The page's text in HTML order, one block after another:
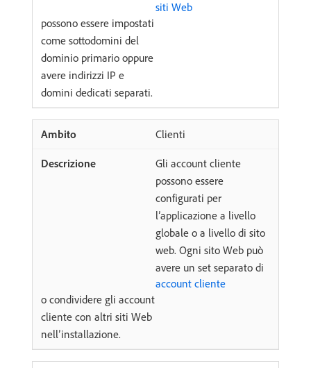
siti Web
possono essere impostati
come sottodomini del
dominio primario oppure
avere indirizzi IP e
domini dedicati separati.
Clienti
Gli account cliente
possono essere
configurati per
l’applicazione a livello
globale o a livello di sito
web. Ogni sito Web può
avere un set separato di
account cliente
o condividere gli account
cliente con altri siti Web
nell’installazione.